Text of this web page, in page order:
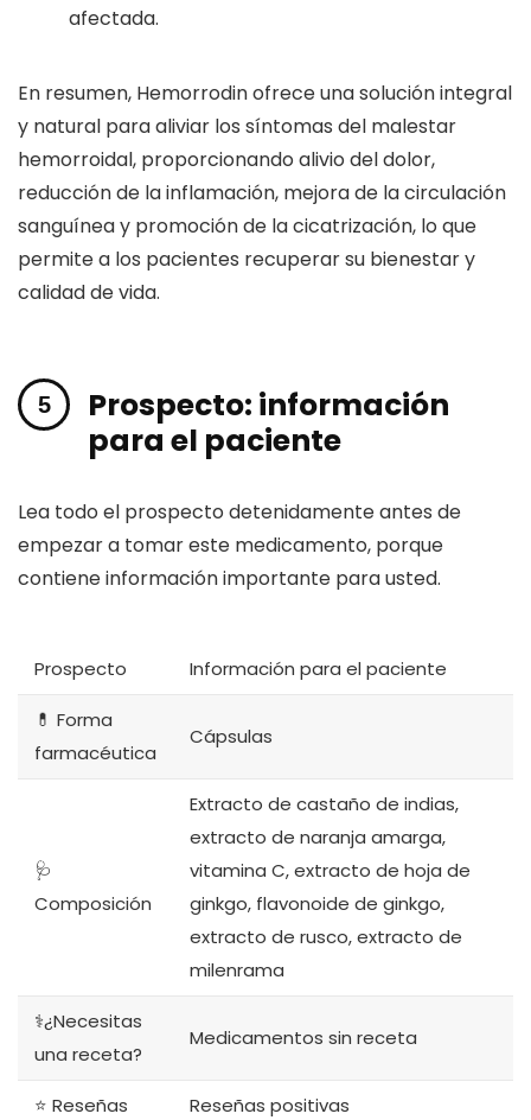
afectada.
En resumen, Hemorrodin ofrece una solución integral
y natural para aliviar los síntomas del malestar
hemorroidal, proporcionando alivio del dolor,
reducción de la inflamación, mejora de la circulación
sanguínea y promoción de la cicatrización, lo que
permite a los pacientes recuperar su bienestar y
calidad de vida.
Prospecto: información
para el paciente
Lea todo el prospecto detenidamente antes de
empezar a tomar este medicamento, porque
contiene información importante para usted.
Prospecto Información para el paciente
💊 Forma
farmacéutica
Cápsulas
🩺
Composición
Extracto de castaño de indias,
extracto de naranja amarga,
vitamina C, extracto de hoja de
ginkgo, flavonoide de ginkgo,
extracto de rusco, extracto de
milenrama
⚕️¿Necesitas
una receta?
Medicamentos sin receta
⭐ Reseñas Reseñas positivas